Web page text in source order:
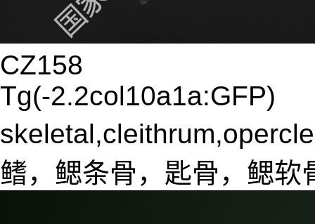
CZ158
Tg(-2.2col10a1a:GFP)
鳍，鳃条骨，匙骨，鳃软